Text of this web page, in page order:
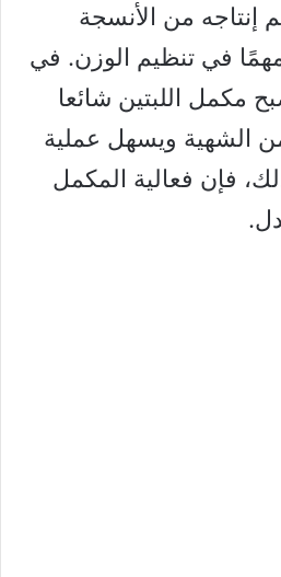
إنتاجه من الأنسجة
مهمًا في تنظيم الوزن. في
مكمل اللبتين شائعا
الشهية ويسهل عملية
فإن فعالية المكمل